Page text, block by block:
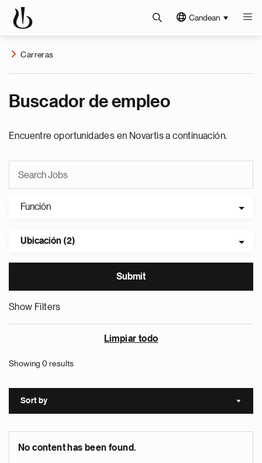
Candean
Carreras
Buscador de empleo
Encuentre oportunidades en Novartis a continuación.
Función
Ubicación (2)
Show Filters
Limpiar todo
Showing 0 results
Sort by Sort
No content has been found.